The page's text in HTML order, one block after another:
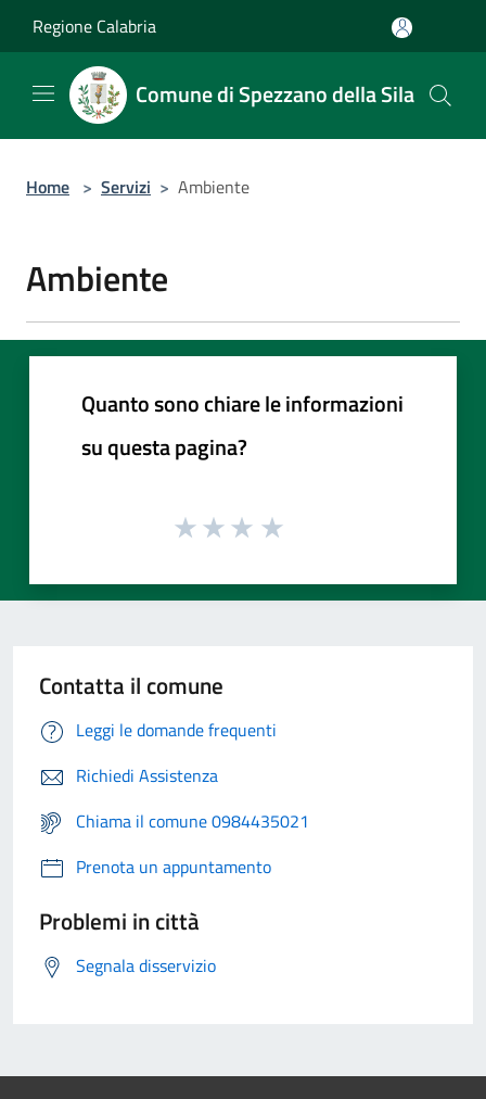
Regione Calabria
Comune di Spezzano della Sila
Home > Servizi > Ambiente
Ambiente
Quanto sono chiare le informazioni
su questa pagina?
Contatta il comune
Leggi le domande frequenti
Richiedi Assistenza
Chiama il comune 0984435021
Prenota un appuntamento
Problemi in città
Segnala disservizio